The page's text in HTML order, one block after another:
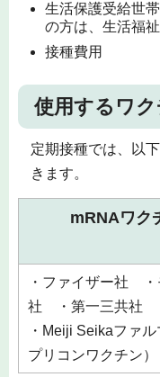
生活保護受給世
の方は、生活福
接種費用
使用するワ
定期接種では、以
きます。
mRNAワク
・ファイザー社 ・
社 ・第一三共社
・Meiji Seikaファ
プリコンワクチン）